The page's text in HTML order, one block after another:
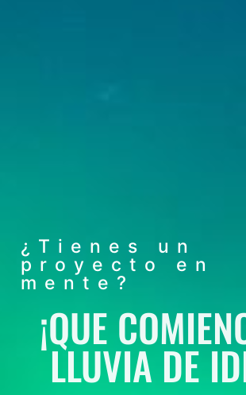
¿Tienes un
proyecto en
mente?
¡QUE
LLUVIA DE